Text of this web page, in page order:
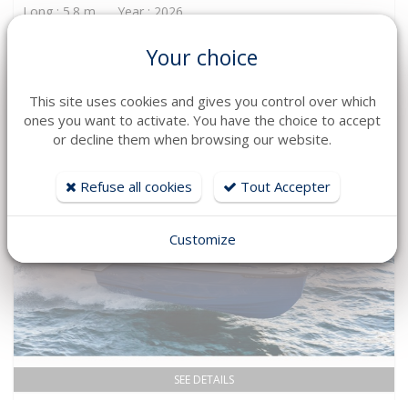
Long : 5.8 m Year : 2026
SEE DETAILS
Your choice
This site uses cookies and gives you control over which
ones you want to activate. You have the choice to accept
or decline them when browsing our website.
Refuse all cookies Tout Accepter
Customize